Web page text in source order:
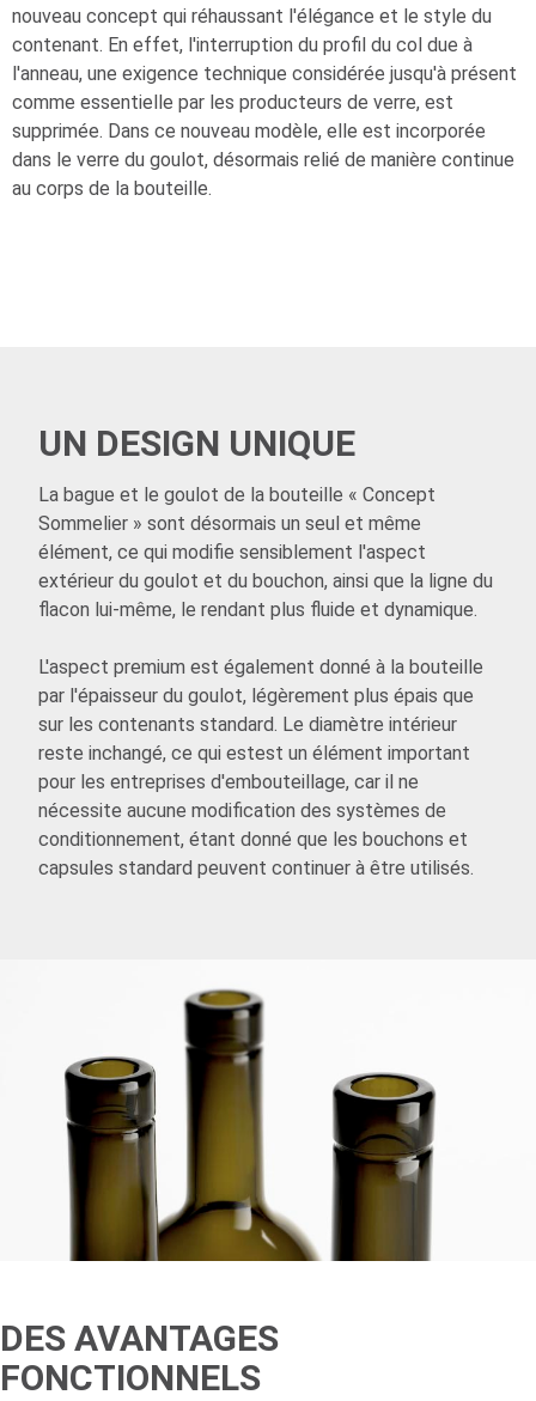
nouveau concept qui réhaussant l'élégance et le style du
contenant. En effet, l'interruption du profil du col due à
l'anneau, une exigence technique considérée jusqu'à présent
comme essentielle par les producteurs de verre, est
supprimée. Dans ce nouveau modèle, elle est incorporée
dans le verre du goulot, désormais relié de manière continue
au corps de la bouteille.
UN DESIGN UNIQUE
La bague et le goulot de la bouteille « Concept
Sommelier » sont désormais un seul et même
élément, ce qui modifie sensiblement l'aspect
extérieur du goulot et du bouchon, ainsi que la ligne du
flacon lui-même, le rendant plus fluide et dynamique.
L'aspect premium est également donné à la bouteille
par l'épaisseur du goulot, légèrement plus épais que
sur les contenants standard. Le diamètre intérieur
reste inchangé, ce qui estest un élément important
pour les entreprises d'embouteillage, car il ne
nécessite aucune modification des systèmes de
conditionnement, étant donné que les bouchons et
capsules standard peuvent continuer à être utilisés.
DES AVANTAGES
FONCTIONNELS